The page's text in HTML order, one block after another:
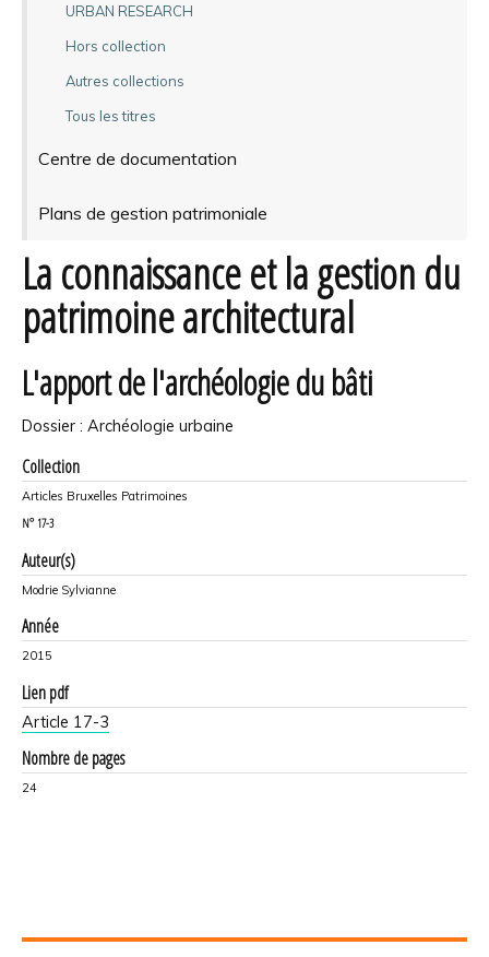
URBAN RESEARCH
Hors collection
Autres collections
Tous les titres
Centre de documentation
Plans de gestion patrimoniale
La connaissance et la gestion du
patrimoine architectural
L'apport de l'archéologie du bâti
Dossier : Archéologie urbaine
Collection
Articles Bruxelles Patrimoines
N° 17-3
Auteur(s)
Modrie Sylvianne
Année
2015
Lien pdf
Article 17-3
Nombre de pages
24